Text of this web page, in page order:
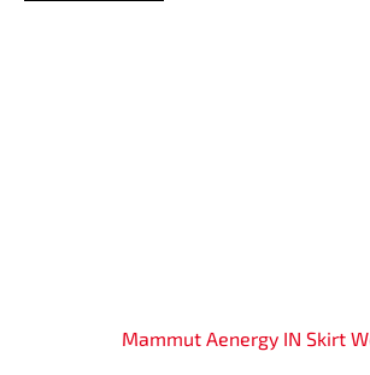
Mammut Aenergy IN Skirt